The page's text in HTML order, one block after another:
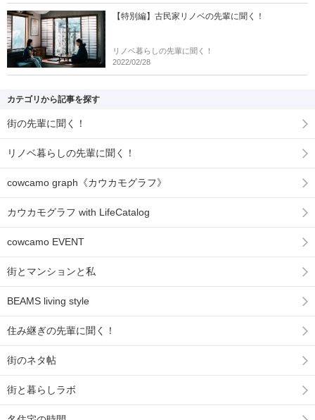
【特別編】古民家リノベの先輩に聞く！
リノベ暮らしの先輩に聞く！
2022/02/28
カテゴリから記事を探す
街の先輩に聞く！
リノベ暮らしの先輩に聞く！
cowcamo graph《カウカモグラフ》
カウカモグラフ with LifeCatalog
cowcamo EVENT
街とマンションと私
BEAMS living style
住み継ぎの先輩に聞く！
街のネタ帖
街と暮らしラボ